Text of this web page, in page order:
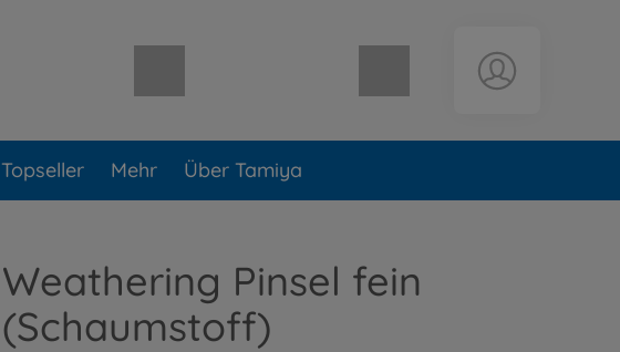
Warenkorb leer
Topseller Mehr Über Tamiya
Weathering Pinsel fein
(Schaumstoff)